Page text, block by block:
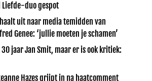
Liefde-duo gespot
uit naar media temidden van
Genee: ‘jullie moeten je schamen’
jaar Jan Smit, maar er is ook kritiek:
Hazes grijpt in na haatcomment